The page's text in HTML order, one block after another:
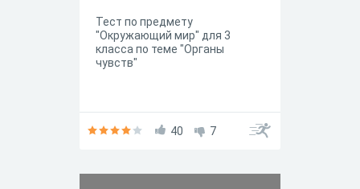
Тест по предмету
"Окружающий мир" для 3
класса по теме "Органы
чувств"
40 7